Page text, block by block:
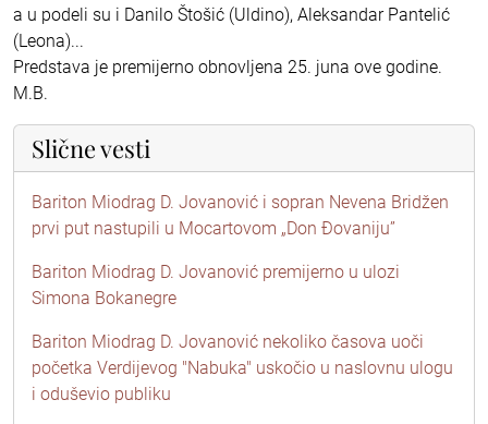
a u podeli su i Danilo Štošić (Uldino), Aleksandar Pantelić
(Leona)...
Predstava je premijerno obnovljena 25. juna ove godine.
M.B.
Slične vesti
Bariton Miodrag D. Jovanović i sopran Nevena Bridžen
prvi put nastupili u Mocartovom „Don Đovaniju”
Bariton Miodrag D. Jovanović premijerno u ulozi
Simona Bokanegre
Bariton Miodrag D. Jovanović nekoliko časova uoči
početka Verdijevog "Nabuka" uskočio u naslovnu ulogu
i oduševio publiku